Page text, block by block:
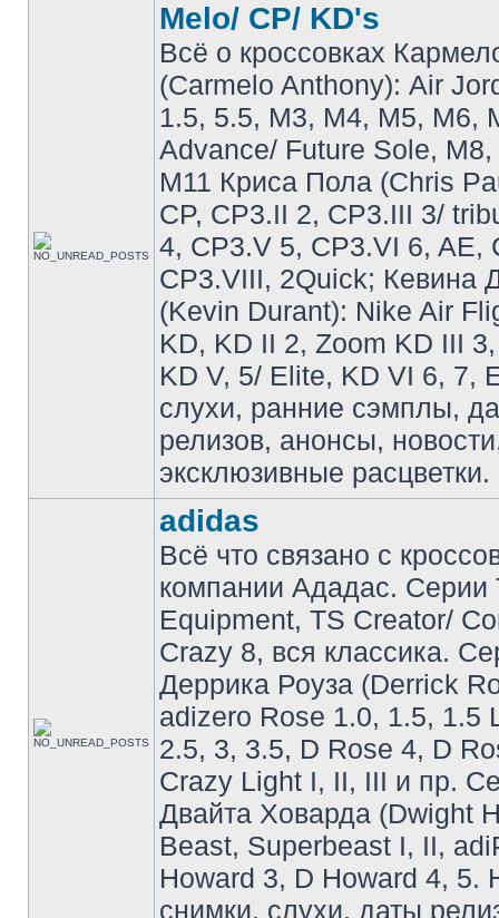
Melo/ CP/ KD's
Всё о кроссовках
(Carmelo Anthony): Air
1.5, 5.5, M3, M4, M5, M6,
Advance/ Future Sole,
M11 Криса Пола (Chris
CP, CP3.II 2, CP3.III 3/
4, CP3.V 5, CP3.VI 6, AE,
CP3.VIII, 2Quick; Кевина
(Kevin Durant): Nike Air
KD, KD II 2, Zoom KD III
KD V, 5/ Elite, KD VI 6, 7,
слухи, ранние сэмплы,
релизов, анонсы,
эксклюзивные расцветки.
adidas
Всё что связано с
компании Ададас. Серии
Equipment, TS Creator/
Crazy 8, вся классика.
Деррика Роуза (Derrick
adizero Rose 1.0, 1.5, 1.5
2.5, 3, 3.5, D Rose 4, D
Crazy Light I, II, III и пр.
Двайта Ховарда (Dwight
Beast, Superbeast I, II,
Howard 3, D Howard 4, 5.
снимки, слухи, даты